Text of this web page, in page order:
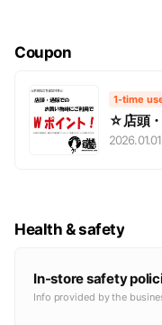
Coupon
1-time
☆店頭
ン☆
2026.01.01
Health & safety
In-store safety
Info provided by the